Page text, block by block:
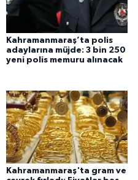
Kahramanmaraş’ta polis
adaylarına müjde: 3 bin 250
yeni polis memuru alınacak
Kahramanmaraş'ta gram ve